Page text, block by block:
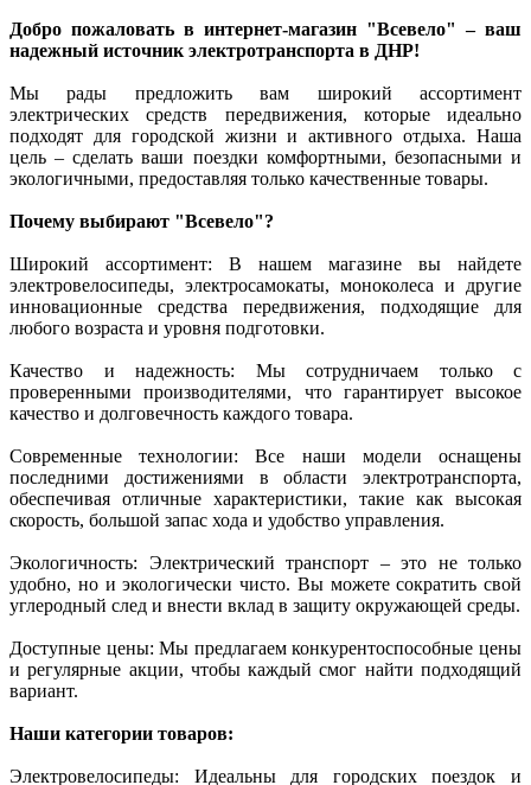
Добро пожаловать в интернет-магазин "Всевело" – ваш
надежный источник электротранспорта в ДНР!
Мы рады предложить вам широкий ассортимент
электрических средств передвижения, которые идеально
подходят для городской жизни и активного отдыха. Наша
цель – сделать ваши поездки комфортными, безопасными и
экологичными, предоставляя только качественные товары.
Почему выбирают "Всевело"?
Широкий ассортимент: В нашем магазине вы найдете
электровелосипеды, электросамокаты, моноколеса и другие
инновационные средства передвижения, подходящие для
любого возраста и уровня подготовки.
Качество и надежность: Мы сотрудничаем только с
проверенными производителями, что гарантирует высокое
качество и долговечность каждого товара.
Современные технологии: Все наши модели оснащены
последними достижениями в области электротранспорта,
обеспечивая отличные характеристики, такие как высокая
скорость, большой запас хода и удобство управления.
Экологичность: Электрический транспорт – это не только
удобно, но и экологически чисто. Вы можете сократить свой
углеродный след и внести вклад в защиту окружающей среды.
Доступные цены: Мы предлагаем конкурентоспособные цены
и регулярные акции, чтобы каждый смог найти подходящий
вариант.
Наши категории товаров:
Электровелосипеды: Идеальны для городских поездок и